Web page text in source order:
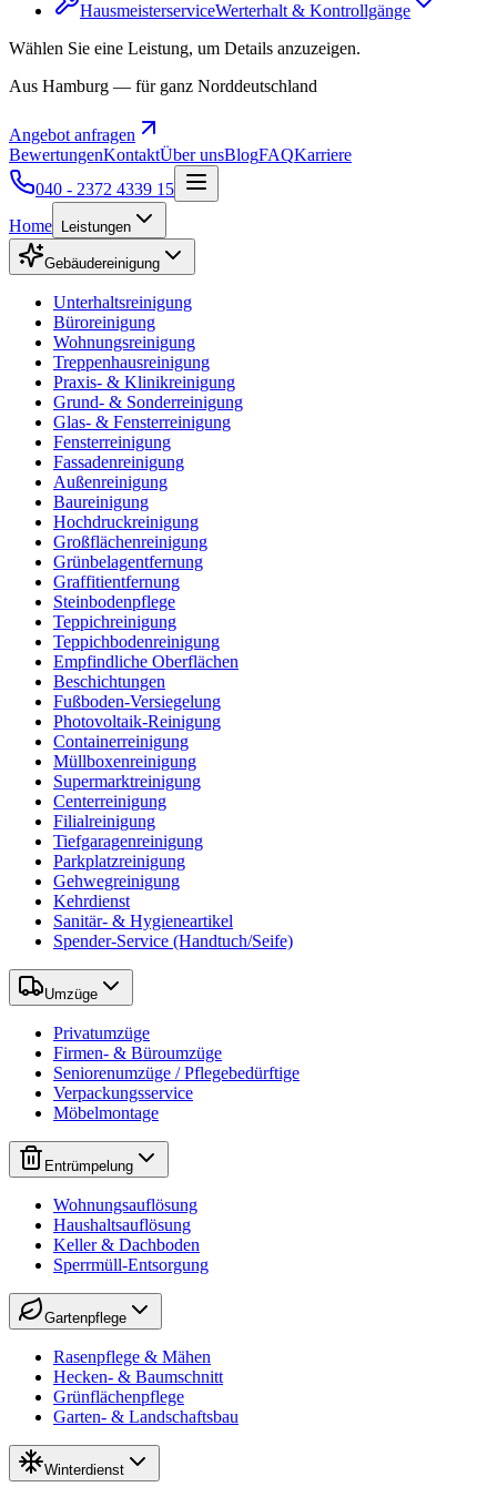
HausmeisterserviceWerterhalt & Kontrollgänge
Wählen Sie eine Leistung, um Details anzuzeigen.
Aus Hamburg — für ganz Norddeutschland
Angebot anfragen
BewertungenKontaktÜber unsBlogFAQKarriere
040 - 2372 4339 15
Home
Leistungen
Gebäudereinigung
Unterhaltsreinigung
Büroreinigung
Wohnungsreinigung
Treppenhausreinigung
Praxis- & Klinikreinigung
Grund- & Sonderreinigung
Glas- & Fensterreinigung
Fensterreinigung
Fassadenreinigung
Außenreinigung
Baureinigung
Hochdruckreinigung
Großflächenreinigung
Grünbelagentfernung
Graffitientfernung
Steinbodenpflege
Teppichreinigung
Teppichbodenreinigung
Empfindliche Oberflächen
Beschichtungen
Fußboden-Versiegelung
Photovoltaik-Reinigung
Containerreinigung
Müllboxenreinigung
Supermarktreinigung
Centerreinigung
Filialreinigung
Tiefgaragenreinigung
Parkplatzreinigung
Gehwegreinigung
Kehrdienst
Sanitär- & Hygieneartikel
Spender-Service (Handtuch/Seife)
Umzüge
Privatumzüge
Firmen- & Büroumzüge
Seniorenumzüge / Pflegebedürftige
Verpackungsservice
Möbelmontage
Entrümpelung
Wohnungsauflösung
Haushaltsauflösung
Keller & Dachboden
Sperrmüll-Entsorgung
Gartenpflege
Rasenpflege & Mähen
Hecken- & Baumschnitt
Grünflächenpflege
Garten- & Landschaftsbau
Winterdienst